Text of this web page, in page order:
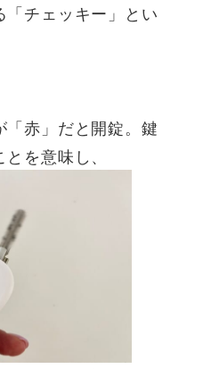
チェッキー」とい
赤」だと開錠。鍵
を意味し、